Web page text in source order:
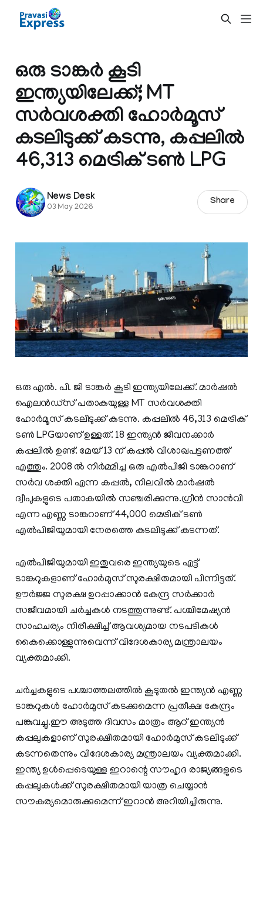
ഒരു ടാങ്കർ കൂടി
ഇന്ത്യയിലേക്ക്; MT
സർവശക്തി ഹോർമൂസ്
കടലിടുക്ക് കടന്നു, കപ്പലിൽ
46,313 മെട്രിക് ടൺ LPG
News Desk
03 May 2026
Share
ഒരു എൽ. പി. ജി ടാങ്കർ കൂടി ഇന്ത്യയിലേക്ക്. മാർഷൽ
ഐലൻഡ്‌സ് പതാകയുള്ള MT സർവശക്തി
ഹോർമൂസ് കടലിടുക്ക് കടന്നു. കപ്പലിൽ 46,313 മെട്രിക്
ടൺ LPGയാണ് ഉള്ളത്. 18 ഇന്ത്യൻ ജീവനക്കാർ
കപ്പലിൽ ഉണ്ട്. മേയ് 13 ന് കപ്പൽ വിശാഖപട്ടണത്ത്
എത്തും. 2008 ൽ നിർമ്മിച്ച ഒരു എൽപിജി ടാങ്കറാണ്
സർവ ശക്തി എന്ന കപ്പൽ, നിലവിൽ മാർഷൽ
ദ്വീപുകളുടെ പതാകയിൽ സഞ്ചരിക്കുന്നു.ഗ്രീൻ സാൻവി
എന്ന എണ്ണ ടാങ്കറാണ് 44,000 മെട്രിക് ടൺ
എൽപിജിയുമായി നേരത്തെ കടലിടുക്ക് കടന്നത്.
എൽപിജിയുമായി ഇതുവരെ ഇന്ത്യയുടെ എട്ട്
ടാങ്കറുകളാണ് ഹോർമുസ് സുരക്ഷിതമായി പിന്നിട്ടത്.
ഊർജ്ജ സുരക്ഷ ഉറപ്പാക്കാൻ കേന്ദ്ര സർക്കാർ
സജീവമായി ചർച്ചകൾ നടത്തുന്നുണ്ട്. പശ്ചിമേഷ്യൻ
സാഹചര്യം നിരീക്ഷിച്ച് ആവശ്യമായ നടപടികൾ
കൈക്കൊള്ളുന്നുവെന്ന് വിദേശകാര്യ മന്ത്രാലയം
വ്യക്തമാക്കി.
ചർച്ചകളുടെ പശ്ചാത്തലത്തിൽ കൂടുതൽ ഇന്ത്യൻ എണ്ണ
ടാങ്കറുകൾ ഹോർമുസ് കടക്കുമെന്ന പ്രതീക്ഷ കേന്ദ്രം
പങ്കുവച്ചു.ഈ അടുത്ത ദിവസം മാത്രം ആറ് ഇന്ത്യന്‍
കപ്പലുകളാണ് സുരക്ഷിതമായി ഹോര്‍മുസ് കടലിടുക്ക്
കടന്നതെന്നും വിദേശകാര്യ മന്ത്രാലയം വ്യക്തമാക്കി.
ഇന്ത്യ ഉള്‍പ്പെടെയുള്ള ഇറാന്റെ സൗഹൃദ രാജ്യങ്ങളുടെ
കപ്പലുകള്‍ക്ക് സുരക്ഷിതമായി യാത്ര ചെയ്യാന്‍
സൗകര്യമൊരുക്കുമെന്ന് ഇറാന്‍ അറിയിച്ചിരുന്നു.